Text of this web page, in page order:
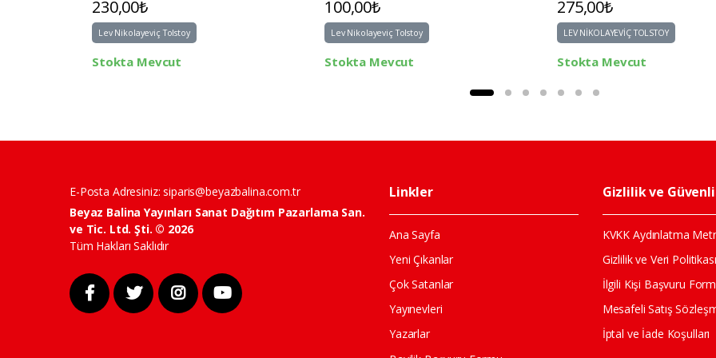
230,00₺
Lev Nikolayeviç Tolstoy
Stokta Mevcut
100,00₺
Lev Nikolayeviç Tolstoy
Stokta Mevcut
275,00₺
LEV NİKOLAYEVİÇ TOLSTOY
Stokta Mevcut
E-Posta Adresiniz:siparis@beyazbalina.com.tr
Beyaz Balina Yayınları Sanat Dağıtım Pazarlama San.
ve Tic. Ltd. Şti. © 2026
Tüm Hakları Saklıdır
Linkler
Ana Sayfa
Yeni Çıkanlar
Çok Satanlar
Yayınevleri
Yazarlar
Gizlilik ve
KVKK Aydınlatma
Gizlilik ve Veri Politikası
İlgili Kişi Başvuru
Mesafeli Satış
İptal ve İade Koşulları